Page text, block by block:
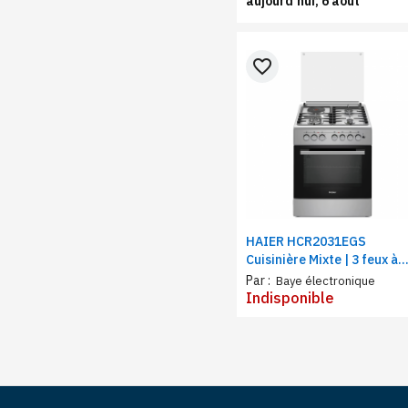
HAIER HCR2031EGS
Cuisinière Mixte | 3 feux à
Gaz, 1 feux Electrique, four
à gaz | semi Inox 60x60
Par : Baye électronique
favorite_border
Indisponible